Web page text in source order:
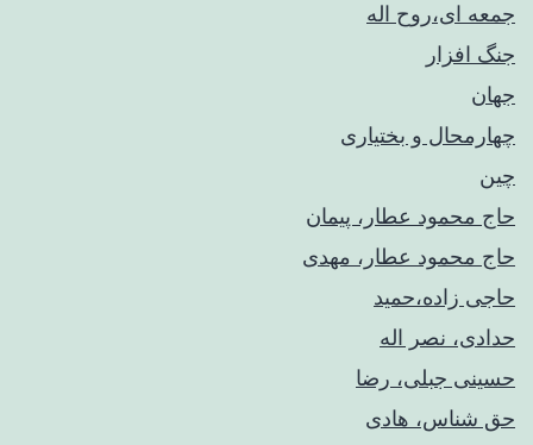
جمعه ای،روح اله
جنگ افزار
جهان
چهارمحال و بختیاری
چین
حاج محمود عطار، پیمان
حاج محمود عطار، مهدی
حاجی زاده،حمید
حدادی، نصر اله
حسینی جبلی، رضا
حق شناس، هادی